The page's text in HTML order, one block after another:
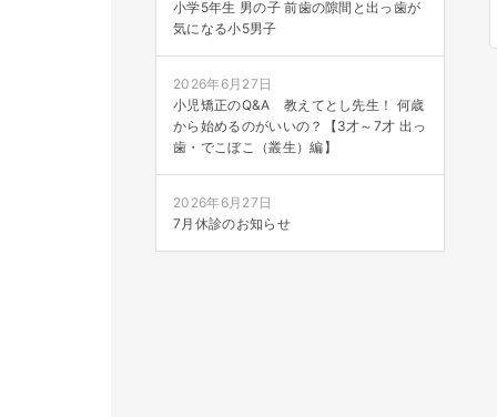
小学5年生 男の子 前歯の隙間と出っ歯が
気になる小5男子
2026年6月27日
小児矯正のQ&A 教えてとし先生！ 何歳
から始めるのがいいの？【3才～7才 出っ
歯・でこぼこ（叢生）編】
2026年6月27日
7月休診のお知らせ